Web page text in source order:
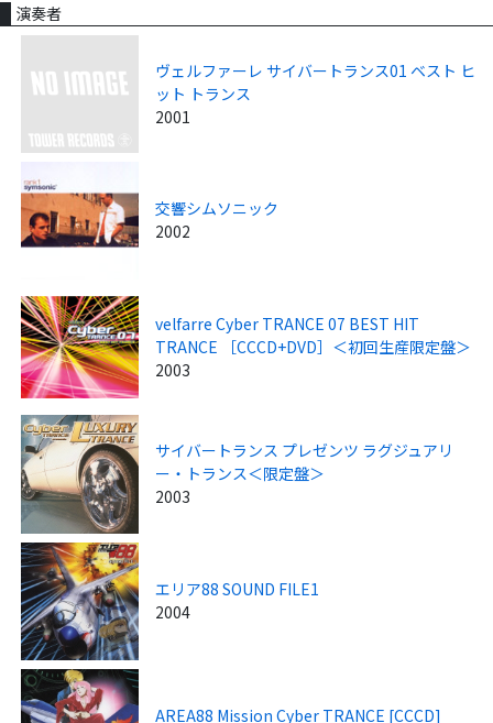
演奏者
ヴェルファーレ サイバートランス01 ベスト ヒ
ット トランス
2001
交響シムソニック
2002
velfarre Cyber TRANCE 07 BEST HIT
TRANCE ［CCCD+DVD］＜初回生産限定盤＞
2003
サイバートランス プレゼンツ ラグジュアリ
ー・トランス＜限定盤＞
2003
エリア88 SOUND FILE1
2004
AREA88 Mission Cyber TRANCE [CCCD]